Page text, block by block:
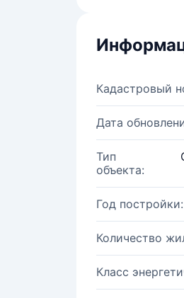
Кадастровый
Дата
Тип
объекта:
Год постройки:
Количество
Класс